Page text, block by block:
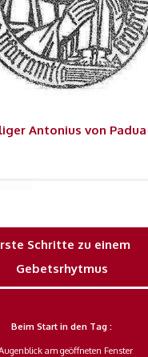
Antonius von Padua
Schritte zu einem
Gebetsrhytmus
Beim Start in den Tag :
am geöffneten Fenster